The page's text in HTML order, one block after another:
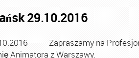
29.10.2016
Zapraszamy na
Animatora z Warszawy.